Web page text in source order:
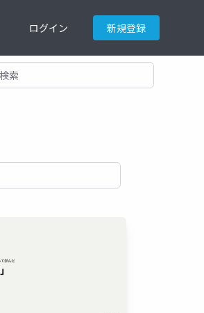
ログイン 新規登録